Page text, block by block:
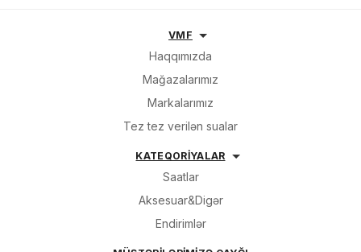
VMF
Haqqımızda
Mağazalarımız
Markalarımız
Tez tez verilən sualar
KATEQORİYALAR
Saatlar
Aksesuar&Digər
Endirimlər